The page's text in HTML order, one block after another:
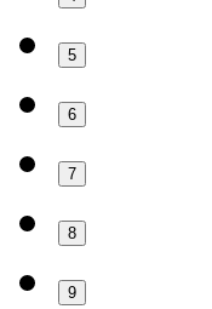
5
6
7
8
9